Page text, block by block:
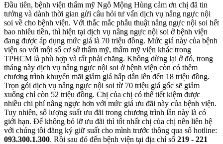
Đầu tiên, bệnh viện thẩm mỹ Ngô Mộng Hùng cảm ơn chị đã tin
tưởng và dành thời gian gửi câu hỏi tư vấn dịch vụ nâng ngực nội
soi về cho bệnh viện. Với thắc mắc phẫu thuật nâng ngực nội soi hết
bao nhiêu tiền, thì hiện tại dịch vụ nâng ngực nội soi ở bệnh viện
đang được áp dụng mức giá là 70 triệu đồng. Mức giá này của bệnh
viện so với một số cơ sở thẩm mỹ, thẩm mỹ viện khác trong
TPHCM là phù hợp và rất phải chăng. Không dừng lại ở đó, trong
tháng này dịch vụ nâng ngực nội soi ở bệnh viện còn có thêm
chương trình khuyến mãi giảm giá hấp dẫn lên đến 18 triệu đồng.
Trọn gói dịch vụ nâng ngực nội soi từ 70 triệu giá gốc sẽ giảm
xuống chỉ còn 52 triệu đồng. Chị của chị có thể tiết kiệm được
nhiều chi phí nâng ngực hơn với mức giá ưu đãi này của bệnh viện.
Tuy nhiên, số lượng suất ưu đãi trong chương trình lần này là có
giới hạn. Để không bỏ lỡ ưu đãi thì tốt nhất chị của chị nên liên hệ
với chúng tôi đăng ký giữ suất cho mình trước thông qua số hotline:
093.300.1.300. Rồi sau đó đến bệnh viện tại địa chỉ số 219 - 221